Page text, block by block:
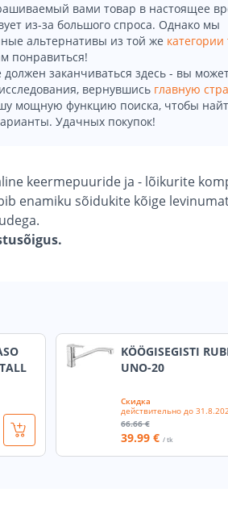
вами товар в настоящее
из-за большого спроса. Однако мы
альтернативы из той же
понравиться!
заканчиваться здесь - вы
вернувшись главную
мощную функцию поиска, чтобы
Удачных покупок!
keermepuuride ja - lõikurite
enamiku sõidukite kõige
KÖÖGISEGISTI
UNO-20
Скидка
действительно до
66.66 €
39.99 € / tk